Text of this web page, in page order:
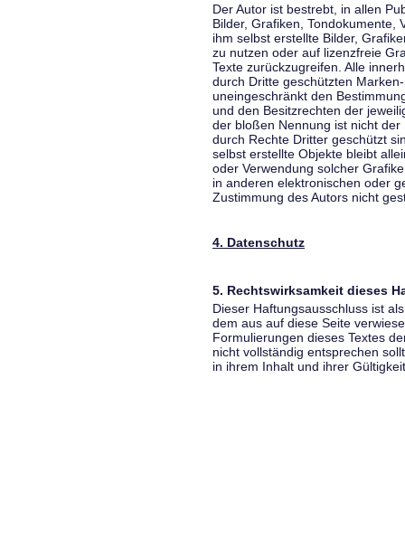
Der Autor ist bestrebt, in allen
Bilder, Grafiken, Tondokumente,
ihm selbst erstellte Bilder,
zu nutzen oder auf lizenzfreie
Texte zurückzugreifen. Alle
durch Dritte geschützten
uneingeschränkt den
und den Besitzrechten der
der bloßen Nennung ist nicht
durch Rechte Dritter geschützt
selbst erstellte Objekte bleibt
oder Verwendung solcher
in anderen elektronischen oder
Zustimmung des Autors nicht
4. Datenschutz
5. Rechtswirksamkeit dieses
Dieser Haftungsausschluss ist
dem aus auf diese Seite
Formulierungen dieses Textes
nicht vollständig entsprechen
in ihrem Inhalt und ihrer